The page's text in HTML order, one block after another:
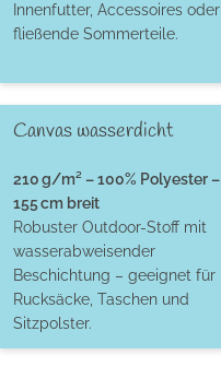
Innenfutter, Accessoires oder
fließende Sommerteile.
Canvas wasserdicht
210 g/m² – 100% Polyester –
155 cm breit
Robuster Outdoor-Stoff mit
wasserabweisender
Beschichtung – geeignet für
Rucksäcke, Taschen und
Sitzpolster.